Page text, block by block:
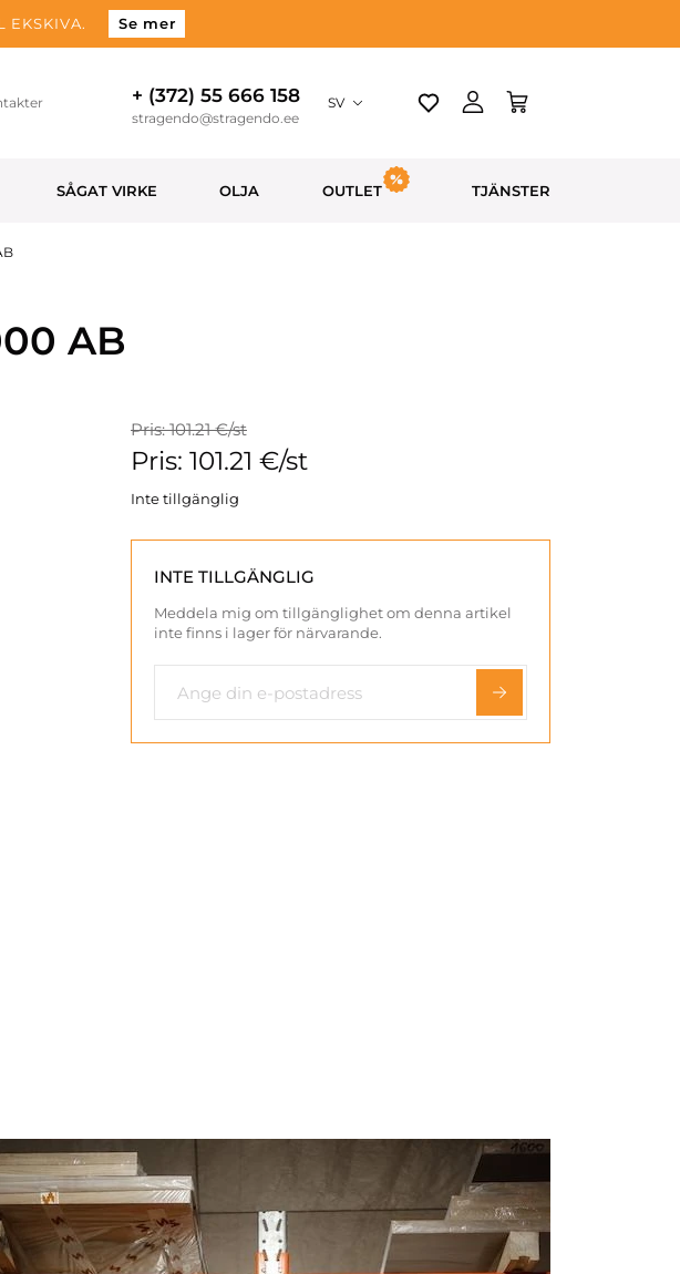
EKSKIVA. Se mer
+ (372) 55 666 158
stragendo@stragendo.ee
SV
SÅGAT VIRKE OLJA OUTLET TJÄNSTER
AB
Pris: 101.21 €/st
Pris: 101.21 €/st
Inte tillgänglig
INTE TILLGÄNGLIG
Meddela mig om tillgänglighet om denna artikel
inte finns i lager för närvarande.